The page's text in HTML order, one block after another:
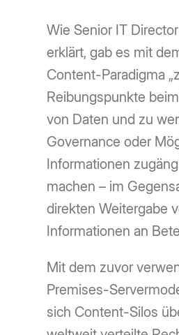
Wie Senior IT
erklärt, gab es mit
Content-Paradigma
Reibungspunkte
von Daten und zu
Governance oder
Informationen
machen – im
direkten Weitergabe
Informationen an
Mit dem zuvor
Premises-
sich Content-Silos